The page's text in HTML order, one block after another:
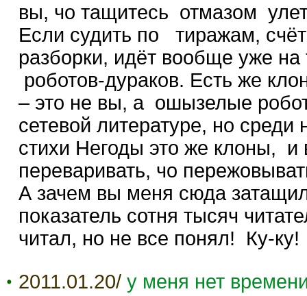
вы, чо тащитесь отмазом
Если судить по тиражам,
разборки, идёт вообще уже
роботов-дураков. Есть же
– это не вы, а ошызелые
сетевой литературе, но
стихи Негоды это же клоны,
переваривать, чо
А зачем вы меня сюда
показатель сотня тысяч
читал, но не все понял! Ку-ку!
2011.01.20/ у меня нет